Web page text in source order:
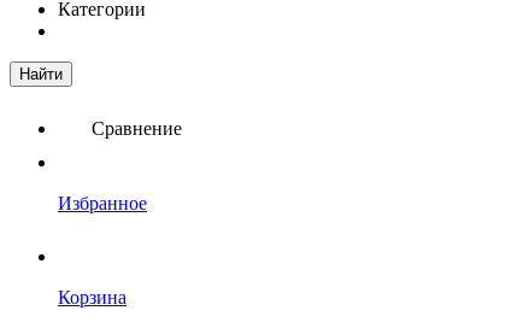
Категории
Найти
Сравнение
Избранное
Корзина